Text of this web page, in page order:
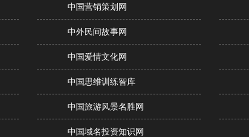
中国营销策划网
中外民间故事网
中国爱情文化网
中国思维训练智库
中国旅游风景名胜网
中国域名投资知识网